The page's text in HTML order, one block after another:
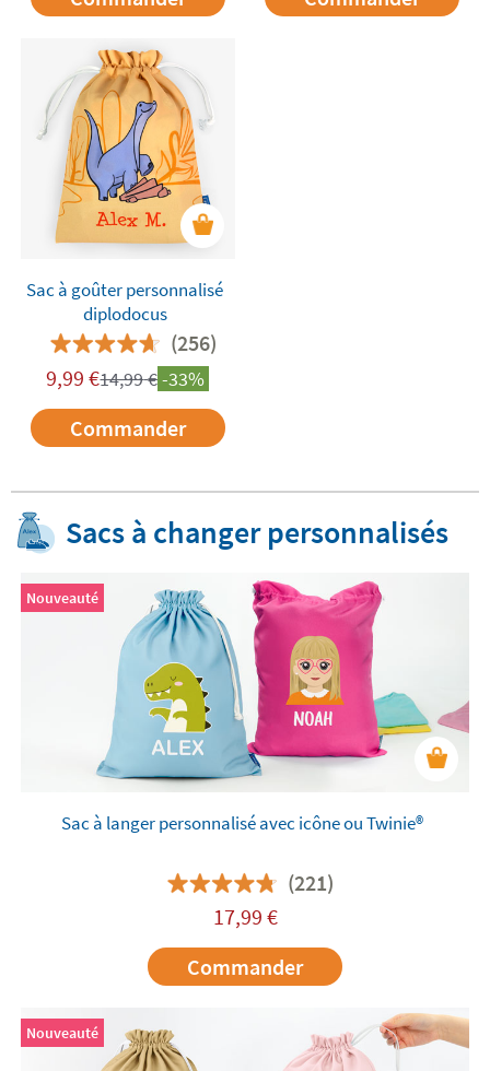
Sac à goûter personnalisé
diplodocus
(256)
9,99 €14,99€-33%
Commander
Sacs à changer personnalisés
Nouveauté
Sac à langer personnalisé avec icône ou Twinie®️
(221)
17,99 €
Commander
Nouveauté